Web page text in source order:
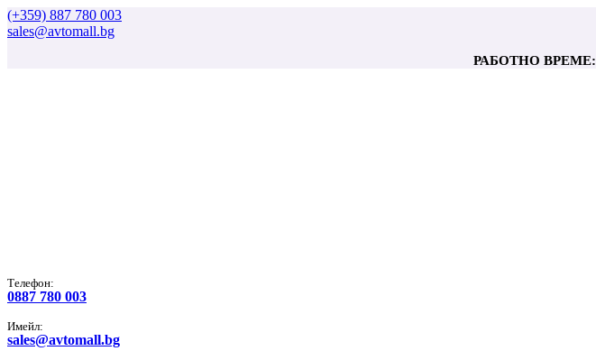
(+359) 887 780 003
sales@avtomall.bg
РАБОТНО ВРЕМЕ:
Tелефон:
0887 780 003
Имейл:
sales@avtomall.bg